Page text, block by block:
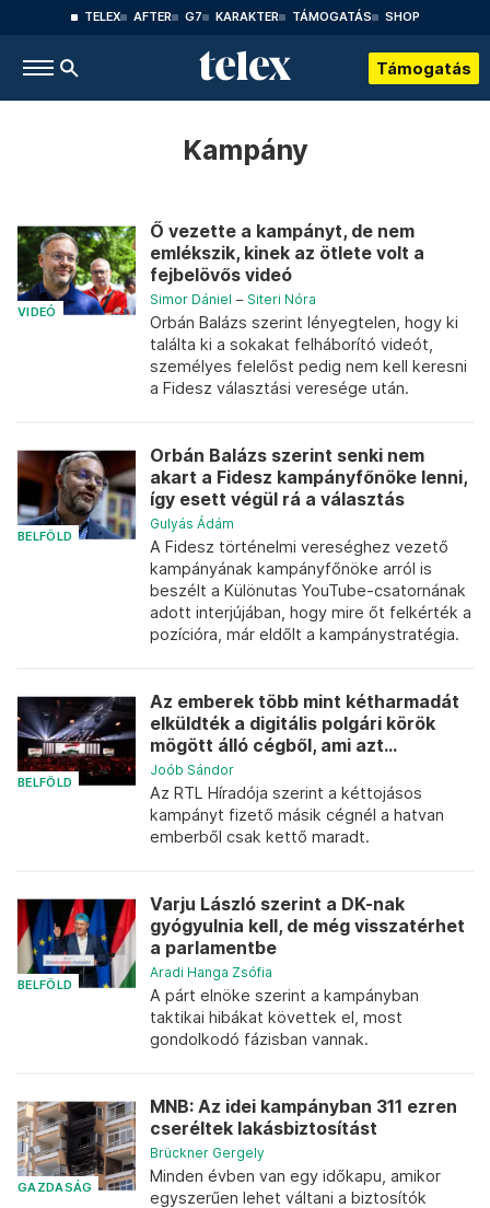
TELEX AFTER G7 KARAKTER TÁMOGATÁS SHOP
Támogatás
Kampány
VIDEÓ
Ő vezette a kampányt, de nem
emlékszik, kinek az ötlete volt a
fejbelövős videó
Simor Dániel – Siteri Nóra
Orbán Balázs szerint lényegtelen, hogy ki
találta ki a sokakat felháborító videót,
személyes felelőst pedig nem kell keresni
a Fidesz választási veresége után.
BELFÖLD
Orbán Balázs szerint senki nem
akart a Fidesz kampányfőnöke lenni,
így esett végül rá a választás
Gulyás Ádám
A Fidesz történelmi vereséghez vezető
kampányának kampányfőnöke arról is
beszélt a Különutas YouTube-csatornának
adott interjújában, hogy mire őt felkérték a
pozícióra, már eldőlt a kampánystratégia.
BELFÖLD
Az emberek több mint kétharmadát
elküldték a digitális polgári körök
mögött álló cégből, ami azt...
Joób Sándor
Az RTL Híradója szerint a kéttojásos
kampányt fizető másik cégnél a hatvan
emberből csak kettő maradt.
BELFÖLD
Varju László szerint a DK-nak
gyógyulnia kell, de még visszatérhet
a parlamentbe
Aradi Hanga Zsófia
A párt elnöke szerint a kampányban
taktikai hibákat követtek el, most
gondolkodó fázisban vannak.
GAZDASÁG
MNB: Az idei kampányban 311 ezren
cseréltek lakásbiztosítást
Brückner Gergely
Minden évben van egy időkapu, amikor
egyszerűen lehet váltani a biztosítók